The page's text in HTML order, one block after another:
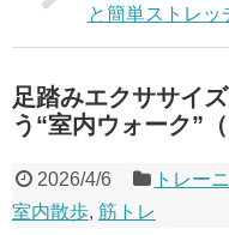
と簡単ストレッ
足踏みエクササイ
う“室内ウォーク”（
2026/4/6 トレー
室内散歩, 筋トレ